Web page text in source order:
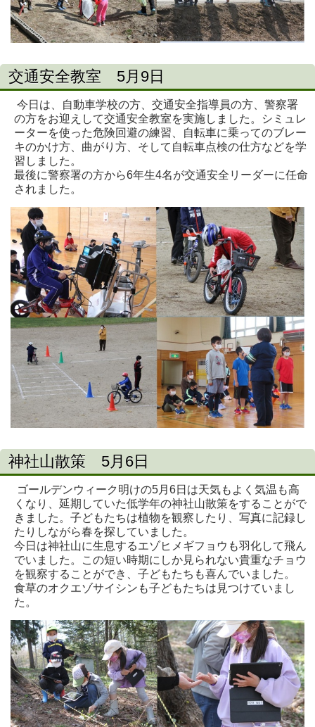
交通安全教室 5月9日
今日は、自動車学校の方、交通安全指導員の方、警察署
の方をお迎えして交通安全教室を実施しました。シミュレ
ーターを使った危険回避の練習、自転車に乗ってのブレー
キのかけ方、曲がり方、そして自転車点検の仕方などを学
習しました。
最後に警察署の方から6年生4名が交通安全リーダーに任命
されました。
神社山散策 5月6日
ゴールデンウィーク明けの5月6日は天気もよく気温も高
くなり、延期していた低学年の神社山散策をすることがで
きました。子どもたちは植物を観察したり、写真に記録し
たりしながら春を探していました。
今日は神社山に生息するエゾヒメギフョウも羽化して飛ん
でいました。この短い時期にしか見られない貴重なチョウ
を観察することができ、子どもたちも喜んでいました。
食草のオクエゾサイシンも子どもたちは見つけていまし
た。